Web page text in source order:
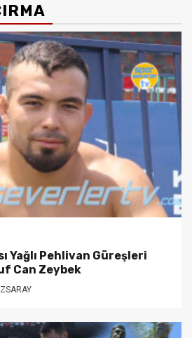
Yağlı Pehlivan Güreşleri
Can Zeybek